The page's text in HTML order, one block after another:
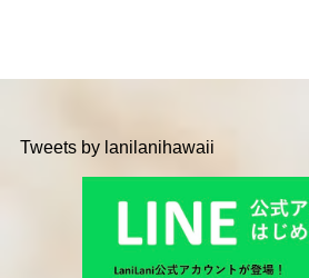
Tweets by lanilanihawaii